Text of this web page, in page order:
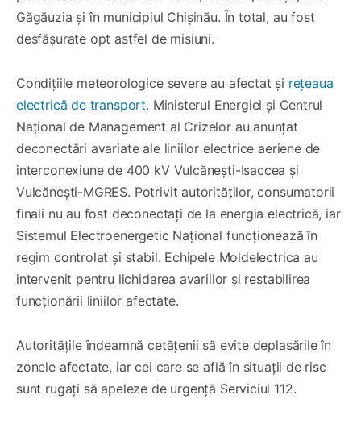
Găgăuzia și în municipiul Chișinău. În total, au fost
desfășurate opt astfel de misiuni.
Condițiile meteorologice severe au afectat și rețeaua
electrică de transport. Ministerul Energiei și Centrul
Național de Management al Crizelor au anunțat
deconectări avariate ale liniilor electrice aeriene de
interconexiune de 400 kV Vulcănești-Isaccea și
Vulcănești-MGRES. Potrivit autorităților, consumatorii
finali nu au fost deconectați de la energia electrică, iar
Sistemul Electroenergetic Național funcționează în
regim controlat și stabil. Echipele Moldelectrica au
intervenit pentru lichidarea avariilor și restabilirea
funcționării liniilor afectate.
Autoritățile îndeamnă cetățenii să evite deplasările în
zonele afectate, iar cei care se află în situații de risc
sunt rugați să apeleze de urgență Serviciul 112.